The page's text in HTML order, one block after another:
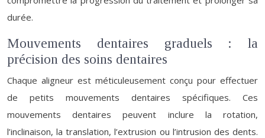
durée.
Mouvements dentaires graduels : la
précision des soins dentaires
Chaque aligneur est méticuleusement conçu pour effectuer
de petits mouvements dentaires spécifiques. Ces
mouvements dentaires peuvent inclure la rotation,
l’inclinaison, la translation, l’extrusion ou l’intrusion des dents.